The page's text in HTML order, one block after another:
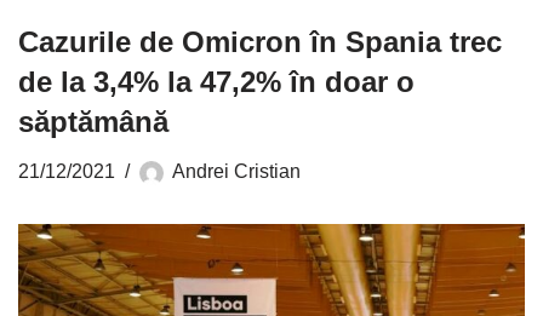
Cazurile de Omicron în Spania trec
de la 3,4% la 47,2% în doar o
săptămână
21/12/2021 Andrei Cristian